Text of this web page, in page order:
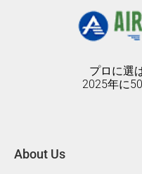
o
o
k
プロに選
2025年に
About Us